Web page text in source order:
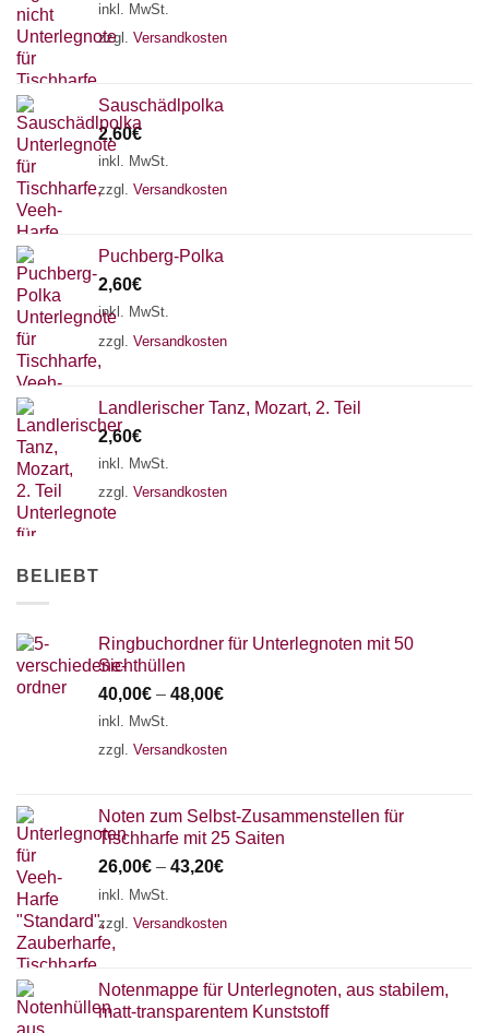
inkl. MwSt.
zzgl. Versandkosten
Sauschädlpolka
2,60€
inkl. MwSt.
zzgl. Versandkosten
Puchberg-Polka
2,60€
inkl. MwSt.
zzgl. Versandkosten
Landlerischer Tanz, Mozart, 2. Teil
2,60€
inkl. MwSt.
zzgl. Versandkosten
BELIEBT
Ringbuchordner für Unterlegnoten mit 50
Sichthüllen
40,00€ – 48,00€
inkl. MwSt.
zzgl. Versandkosten
Noten zum Selbst-Zusammenstellen für
Tischharfe mit 25 Saiten
26,00€ – 43,20€
inkl. MwSt.
zzgl. Versandkosten
Notenmappe für Unterlegnoten, aus stabilem,
matt-transparentem Kunststoff
Chat Support
18 SAITEN